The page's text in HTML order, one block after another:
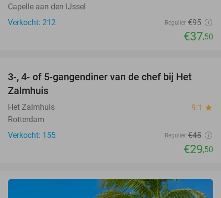
Capelle aan den IJssel
Verkocht: 212
Regulier €95
€37,50
34%
3-, 4- of 5-gangendiner van de chef bij Het
Zalmhuis
Het Zalmhuis 9.1 star
Rotterdam
Verkocht: 155
Regulier €45
€29,50